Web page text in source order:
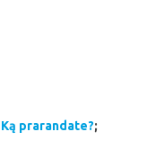
prarandate?;